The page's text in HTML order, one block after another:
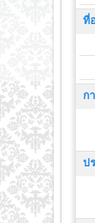
ที่
ก
ป